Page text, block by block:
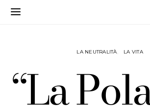
LA NEUTRALITÀ LA VITA
“La